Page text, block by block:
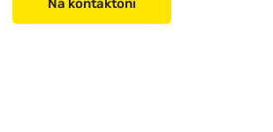
Na kontaktoni